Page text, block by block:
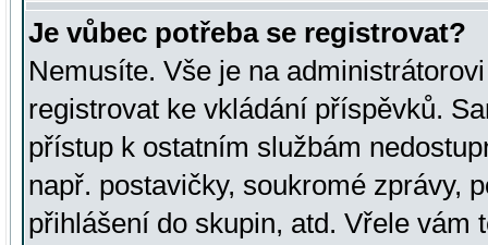
Je vůbec potřeba se registrovat?
Nemusíte. Vše je na
registrovat ke vkládání příspěvků.
přístup k ostatním službám
např. postavičky, soukromé zprávy,
přihlášení do skupin, atd. Vřele vám